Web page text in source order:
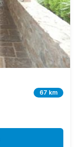
67 km